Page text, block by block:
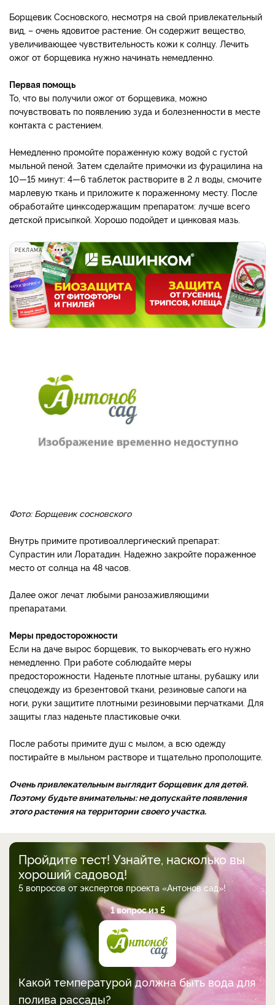
Борщевик Сосновского, несмотря на свой привлекательный
вид, – очень ядовитое растение. Он содержит вещество,
увеличивающее чувствительность кожи к солнцу. Лечить
ожог от борщевика нужно начинать немедленно.
Первая помощь
То, что вы получили ожог от борщевика, можно
почувствовать по появлению зуда и болезненности в месте
контакта с растением.
Немедленно промойте пораженную кожу водой с густой
мыльной пеной. Затем сделайте примочки из фурацилина на
10—15 минут: 4—6 таблеток растворите в 2 л воды, смочите
марлевую ткань и приложите к пораженному месту. После
обработайте цинксодержащим препаратом: лучше всего
детской присыпкой. Хорошо подойдет и цинковая мазь.
РЕКЛАМА
Фото: Борщевик сосновского
Внутрь примите противоаллергический препарат:
Супрастин или Лоратадин. Надежно закройте пораженное
место от солнца на 48 часов.
Далее ожог лечат любыми ранозаживляющими
препаратами.
Меры предосторожности
Если на даче вырос борщевик, то выкорчевать его нужно
немедленно. При работе соблюдайте меры
предосторожности. Наденьте плотные штаны, рубашку или
спецодежду из брезентовой ткани, резиновые сапоги на
ноги, руки защитите плотными резиновыми перчатками. Для
защиты глаз наденьте пластиковые очки.
После работы примите душ с мылом, а всю одежду
постирайте в мыльном растворе и тщательно прополощите.
Очень привлекательным выглядит борщевик для детей.
Поэтому будьте внимательны: не допускайте появления
этого растения на территории своего участка.
Пройдите тест! Узнайте, насколько вы
хороший садовод!
5 вопросов от экспертов проекта «Антонов сад»!
1 вопрос из 5
Какой температурой должна быть вода для
полива рассады?